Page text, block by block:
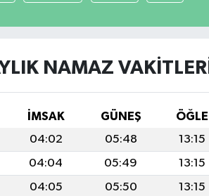
NAMAZ VAKITLERI
İMSAK GÜNEŞ ÖĞLE
04:02 05:48 13:15
04:04 05:49 13:15
04:05 05:50 13:15